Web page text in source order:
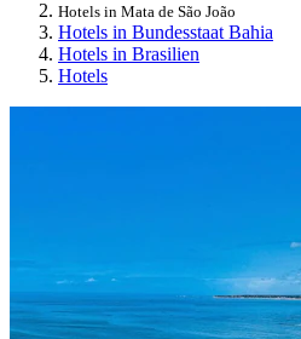
Hotels in Mata de São João
Hotels in Bundesstaat Bahia
Hotels in Brasilien
Hotels